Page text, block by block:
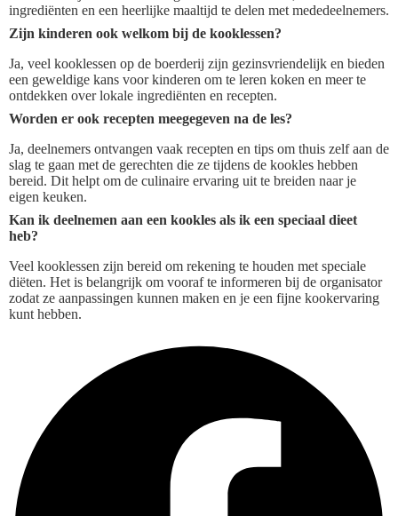
ingrediënten en een heerlijke maaltijd te delen met mededeelnemers.
Zijn kinderen ook welkom bij de kooklessen?
Ja, veel kooklessen op de boerderij zijn gezinsvriendelijk en bieden
een geweldige kans voor kinderen om te leren koken en meer te
ontdekken over lokale ingrediënten en recepten.
Worden er ook recepten meegegeven na de les?
Ja, deelnemers ontvangen vaak recepten en tips om thuis zelf aan de
slag te gaan met de gerechten die ze tijdens de kookles hebben
bereid. Dit helpt om de culinaire ervaring uit te breiden naar je
eigen keuken.
Kan ik deelnemen aan een kookles als ik een speciaal dieet
heb?
Veel kooklessen zijn bereid om rekening te houden met speciale
diëten. Het is belangrijk om vooraf te informeren bij de organisator
zodat ze aanpassingen kunnen maken en je een fijne kookervaring
kunt hebben.